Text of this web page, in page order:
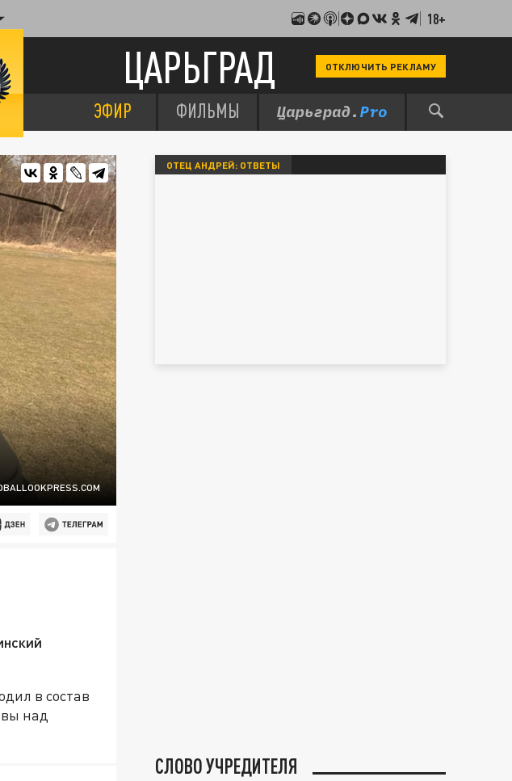
18+
ЦАРЬГРАД ОТКЛЮЧИТЬ РЕКЛАМУ
ЭФИР ФИЛЬМЫ
в состав
над
ОТЕЦ АНДРЕЙ: ОТВЕТЫ
СЛОВО УЧРЕДИТЕЛЯ